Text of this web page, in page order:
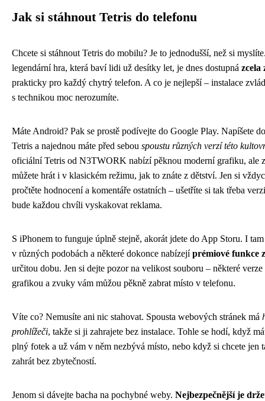
Jak si stáhnout Tetris do telefonu
Chcete si stáhnout Tetris do mobilu? Je to jednodušší, než si
legendární hra, která baví lidi už desítky let, je dnes dostupná zcela
prakticky pro každý chytrý telefon. A co je nejlepší – instalace
s technikou moc nerozumíte.
Máte Android? Pak se prostě podívejte do Google Play. Napíšete
Tetris a najednou máte před sebou spoustu různých verzí této
oficiální Tetris od N3TWORK nabízí pěknou moderní grafiku, ale
můžete hrát i v klasickém režimu, jak to znáte z dětství. Jen si
pročtěte hodnocení a komentáře ostatních – ušetříte si tak třeba
bude každou chvíli vyskakovat reklama.
S iPhonem to funguje úplně stejně, akorát jdete do App Storu. I
v různých podobách a některé dokonce nabízejí prémiové funkce
určitou dobu. Jen si dejte pozor na velikost souboru – některé verze
grafikou a zvuky vám můžou pěkně zabrat místo v telefonu.
Víte co? Nemusíte ani nic stahovat. Spousta webových stránek má
prohlížeči, takže si ji zahrajete bez instalace. Tohle se hodí, když
plný fotek a už vám v něm nezbývá místo, nebo když si chcete jen
zahrát bez zbytečností.
Jenom si dávejte bacha na pochybné weby. Nejbezpečnější je